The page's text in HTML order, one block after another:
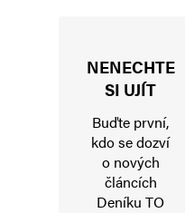
NENECHTE
SI UJÍT
Buďte první,
kdo se dozví
o nových
článcích
Deníku TO